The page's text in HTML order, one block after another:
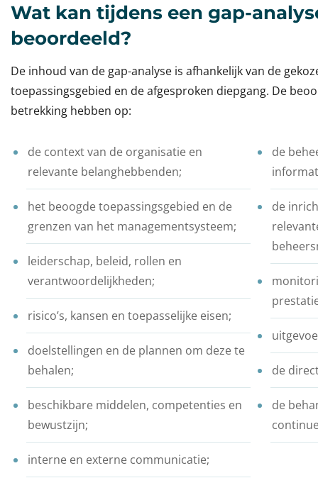
Wat kan tijdens een gap-
beoordeeld?
De inhoud van de gap-analyse is afhankelijk van de
toepassingsgebied en de afgesproken diepgang. De
betrekking hebben op:
de context van de organisatie en
relevante belanghebbenden;
het beoogde toepassingsgebied en de
grenzen van het managementsysteem;
leiderschap, beleid, rollen en
verantwoordelijkheden;
risico’s, kansen en toepasselijke eisen;
doelstellingen en de plannen om deze te
behalen;
beschikbare middelen, competenties en
bewustzijn;
interne en externe communicatie;
de
de
de
de